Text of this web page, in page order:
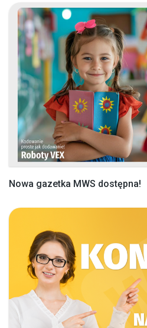
Nowa gazetka MWS dostępna!